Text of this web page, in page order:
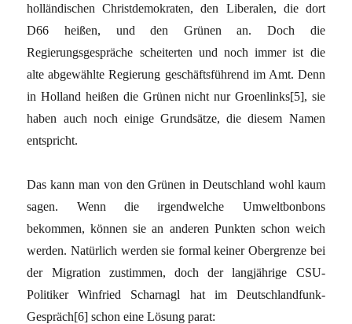
holländischen Christdemokraten, den Liberalen, die dort
D66 heißen, und den Grünen an. Doch die
Regierungsgespräche scheiterten und noch immer ist die
alte abgewählte Regierung geschäftsführend im Amt. Denn
in Holland heißen die Grünen nicht nur Groenlinks[5], sie
haben auch noch einige Grundsätze, die diesem Namen
entspricht.
Das kann man von den Grünen in Deutschland wohl kaum
sagen. Wenn die irgendwelche Umweltbonbons
bekommen, können sie an anderen Punkten schon weich
werden. Natürlich werden sie formal keiner Obergrenze bei
der Migration zustimmen, doch der langjährige CSU-
Politiker Winfried Scharnagl hat im Deutschlandfunk-
Gespräch[6] schon eine Lösung parat: